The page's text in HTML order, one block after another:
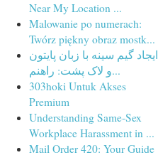
Near My Location ...
Malowanie po numerach:
Twórz piękny obraz mostk...
ایجاد گیم سینه با زبان پایتون
و لاک پشت: راهنم...
303hoki Untuk Akses
Premium
Understanding Same-Sex
Workplace Harassment in ...
Mail Order 420: Your Guide